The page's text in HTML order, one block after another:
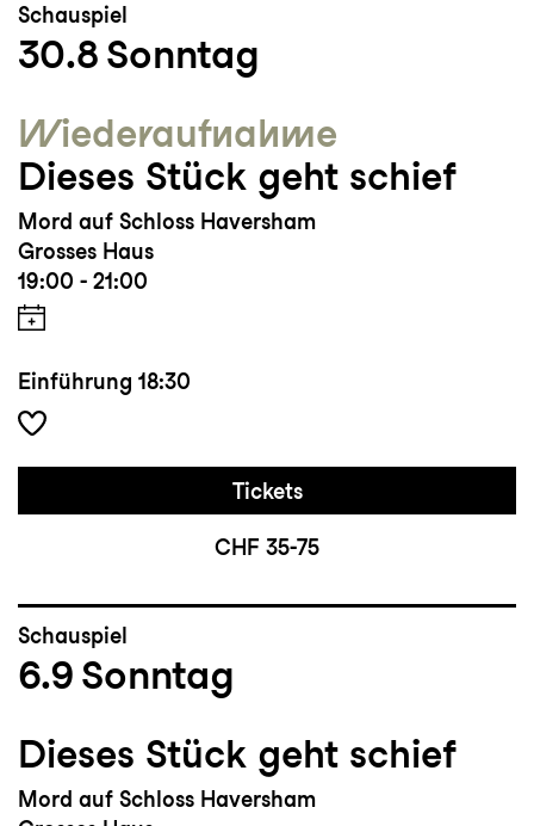
Schauspiel
30.8 Sonntag
Wieder­aufnahme
Dieses Stück geht schief
Mord auf Schloss Haversham
Grosses Haus
19:00 - 21:00
Einführung 18:30
Tickets
CHF 35-75
Schauspiel
6.9 Sonntag
Dieses Stück geht schief
Mord auf Schloss Haversham